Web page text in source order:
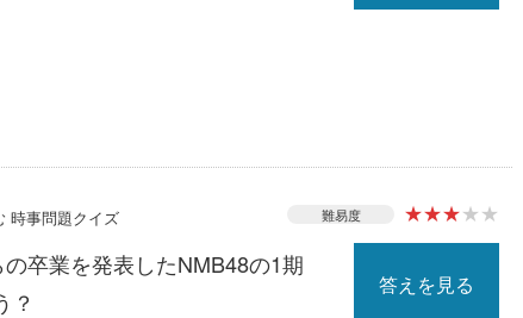
時事問題クイズ 難易度 ★★★★★
卒業を発表したNMB48の1期
？
答えを見る